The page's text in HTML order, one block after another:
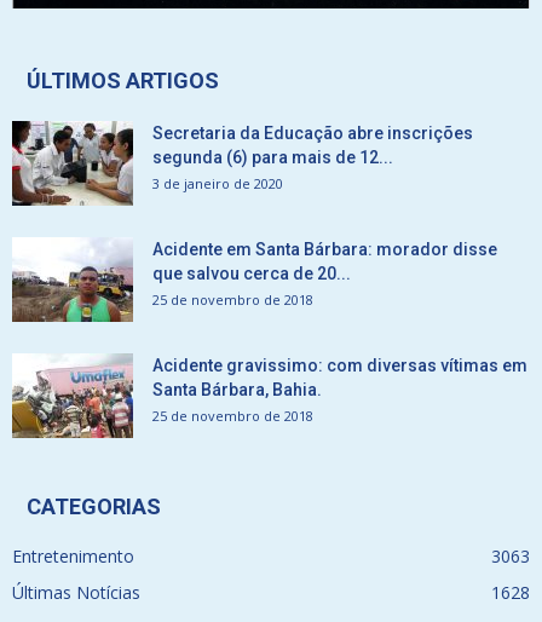
ÚLTIMOS ARTIGOS
Secretaria da Educação abre inscrições
segunda (6) para mais de 12...
3 de janeiro de 2020
Acidente em Santa Bárbara: morador disse
que salvou cerca de 20...
25 de novembro de 2018
Acidente gravissimo: com diversas vítimas em
Santa Bárbara, Bahia.
25 de novembro de 2018
CATEGORIAS
Entretenimento
3063
Últimas Notícias
1628